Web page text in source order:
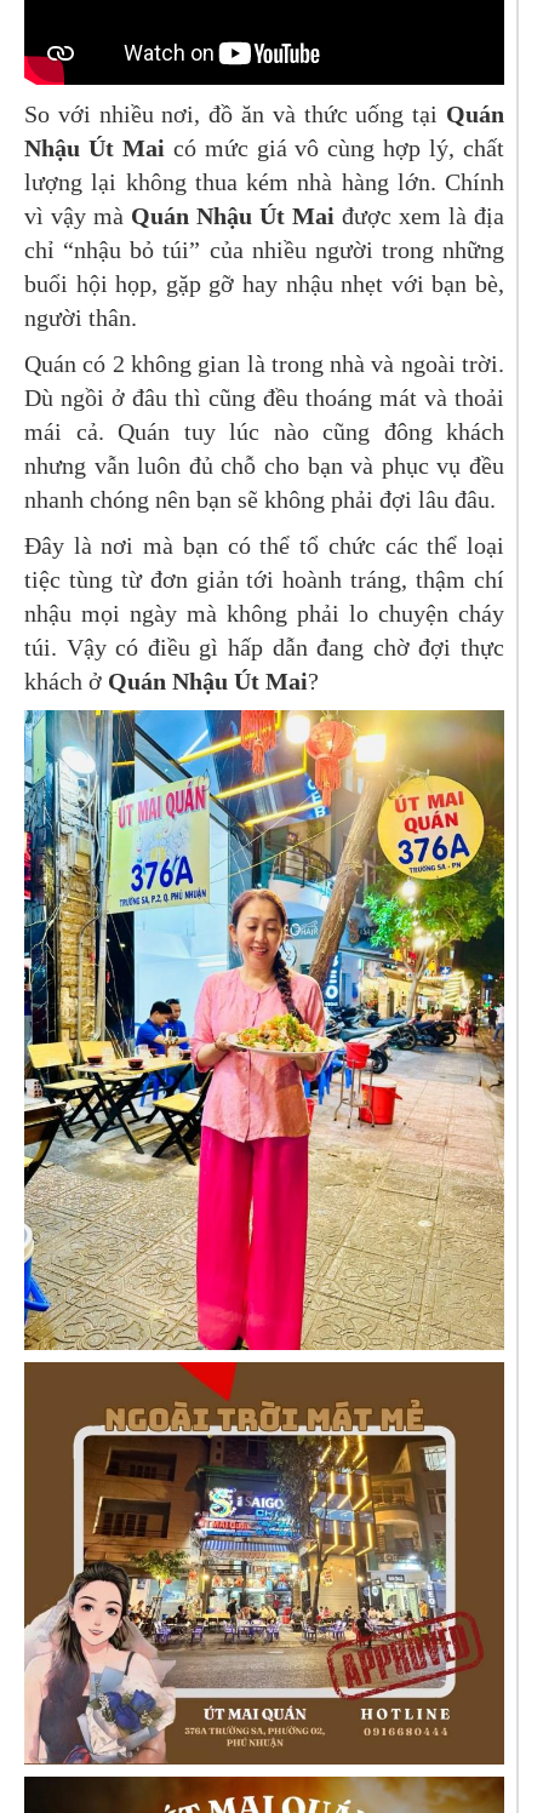
So với nhiều nơi, đồ ăn và thức uống tại Quán
Nhậu Út Mai có mức giá vô cùng hợp lý, chất
lượng lại không thua kém nhà hàng lớn. Chính
vì vậy mà Quán Nhậu Út Mai được xem là địa
chỉ “nhậu bỏ túi” của nhiều người trong những
buổi hội họp, gặp gỡ hay nhậu nhẹt với bạn bè,
người thân.
Quán có 2 không gian là trong nhà và ngoài trời.
Dù ngồi ở đâu thì cũng đều thoáng mát và thoải
mái cả. Quán tuy lúc nào cũng đông khách
nhưng vẫn luôn đủ chỗ cho bạn và phục vụ đều
nhanh chóng nên bạn sẽ không phải đợi lâu đâu.
Đây là nơi mà bạn có thể tổ chức các thể loại
tiệc tùng từ đơn giản tới hoành tráng, thậm chí
nhậu mọi ngày mà không phải lo chuyện cháy
túi. Vậy có điều gì hấp dẫn đang chờ đợi thực
khách ở Quán Nhậu Út Mai?